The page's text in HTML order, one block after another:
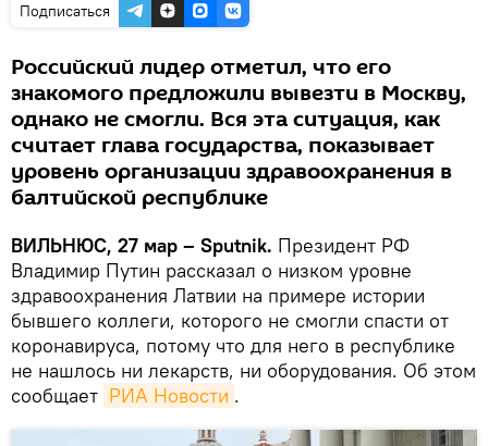
Подписаться
Российский лидер отметил, что его
знакомого предложили вывезти в Москву,
однако не смогли. Вся эта ситуация, как
считает глава государства, показывает
уровень организации здравоохранения в
балтийской республике
ВИЛЬНЮС, 27 мар – Sputnik. Президент РФ
Владимир Путин рассказал о низком уровне
здравоохранения Латвии на примере истории
бывшего коллеги, которого не смогли спасти от
коронавируса, потому что для него в республике
не нашлось ни лекарств, ни оборудования. Об этом
сообщает РИА Новости .